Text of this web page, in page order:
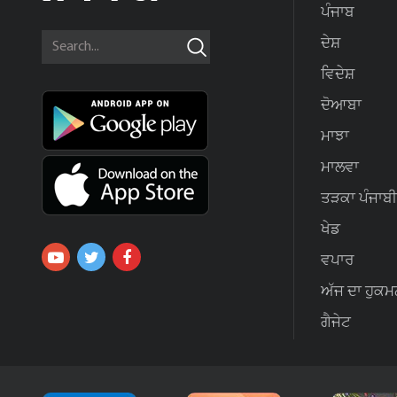
ਪੰਜਾਬ
ਦੇਸ਼
ਵਿਦੇਸ਼
ਦੋਆਬਾ
ਮਾਝਾ
ਮਾਲਵਾ
ਤੜਕਾ ਪੰਜਾਬੀ
ਖੇਡ
ਵਪਾਰ
ਅੱਜ ਦਾ
ਗੈਜੇਟ